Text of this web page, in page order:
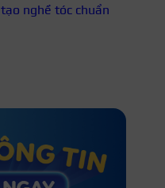
nghề tóc chuẩn